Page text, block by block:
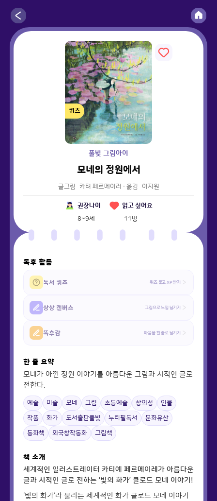
퀴즈
풀빛 그림아이
모네의 정원에서
글그림 카텨 페르메이러 · 옮김 이지원
권장나이
8~9세
읽고 싶어요
11 명
독후 활동
독서 퀴즈 퀴즈 풀고 XP 받기
상상 캔버스 그림으로 느낌 남기기
똑후감 마음을 한 줄로 남기기
한 줄 요약
모네가 아낀 정원 이야기를 아름다운 그림과 시적인 글로
전한다.
예술 미술 모네 그림 초등예술 창의성 인물
작품 화가 도서출판풀빛 누리필독서 문화유산
동화책 외국창작동화 그림책
책 소개
세계적인 일러스트레이터 카티예 페르메이레가 아름다운
글과 시적인 글로 전하는 '빛의 화가’ 클로드 모네 이야기!
‘빛의 화가’라 불리는 세계적인 화가 클로드 모네 이야기